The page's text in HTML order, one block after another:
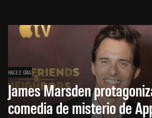
HACE 2 DÍAS
James Marsden
comedia de misterio de